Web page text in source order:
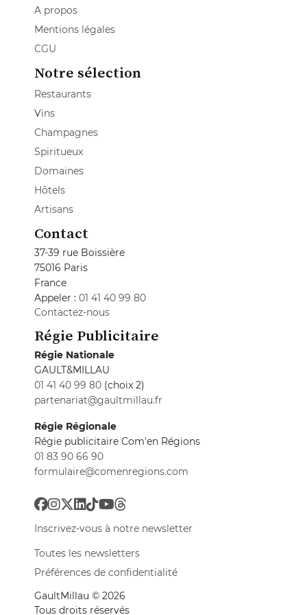
A propos
Mentions légales
CGU
Notre sélection
Restaurants
Vins
Champagnes
Spiritueux
Domaines
Hôtels
Artisans
Contact
37-39 rue Boissière
75016 Paris
France
Appeler : 01 41 40 99 80
Contactez-nous
Régie Publicitaire
Régie Nationale
GAULT&MILLAU
01 41 40 99 80 (choix 2)
partenariat@gaultmillau.fr
Régie Régionale
Régie publicitaire Com'en Régions
01 83 90 66 90
formulaire@comenregions.com
Inscrivez-vous à notre newsletter
Toutes les newsletters
Préférences de confidentialité
GaultMillau © 2026
Tous droits réservés